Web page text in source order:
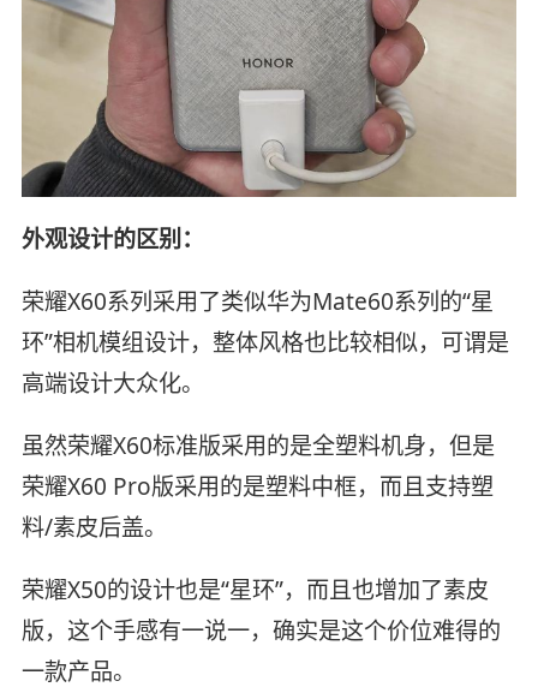
外观设计的区别：
荣耀X60系列采用了类似华为Mate60系列的“星
环”相机模组设计，整体风格也比较相似，可谓是
高端设计大众化。
虽然荣耀X60标准版采用的是全塑料机身，但是
荣耀X60 Pro版采用的是塑料中框，而且支持塑
料/素皮后盖。
荣耀X50的设计也是“星环”，而且也增加了素皮
版，这个手感有一说一，确实是这个价位难得的
一款产品。